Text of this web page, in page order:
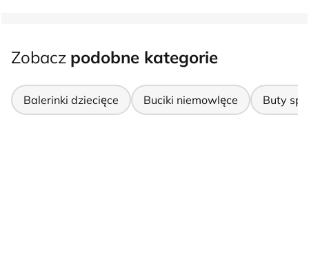
Zobacz podobne kategorie
Balerinki dziecięce Buciki niemowlęce Buty